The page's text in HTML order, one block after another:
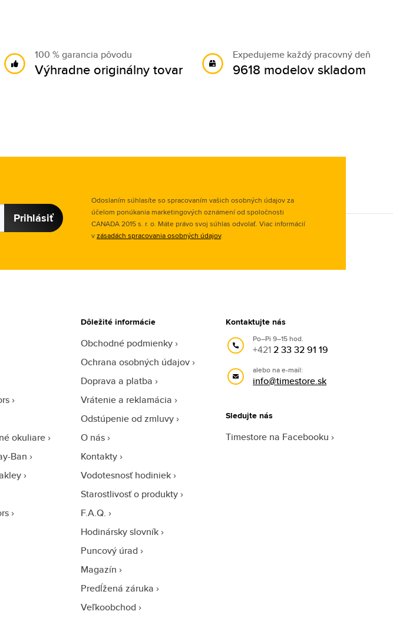
100 % garancia pôvodu
Výhradne originálny tovar
Expedujeme každý pracovný deň
9618 modelov skladom
Prihlásiť
Odoslaním súhlasíte so spracovaním vašich osobných údajov za
účelom ponúkania marketingových oznámení od spoločnosti
CANADA 2015 s. r. o. Máte právo svoj súhlas odvolať. Viac informácií
vzásadách spracovania osobných údajov.
okuliare
Ban
Dôležité informácie
Obchodné podmienky
Ochrana osobných údajov
Doprava a platba
Vrátenie a reklamácia
Odstúpenie od zmluvy
O nás
Kontakty
Vodotesnosť hodiniek
Starostlivosť o produkty
F.A.Q.
Hodinársky slovník
Puncový úrad
Magazín
Predĺžená záruka
Veľkoobchod
Kontaktujte nás
Po–Pi 9–15 hod.
+4212 33 32 91 19
alebo na e-mail:
info@timestore.sk
Sledujte nás
Timestore na Facebooku